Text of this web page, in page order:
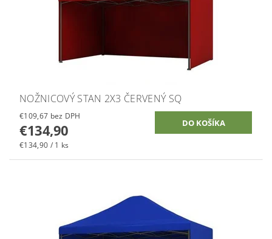
NOŽNICOVÝ STAN 2X3 ČERVENÝ SQ
€109,67 bez DPH
€134,90
€134,90 / 1 ks